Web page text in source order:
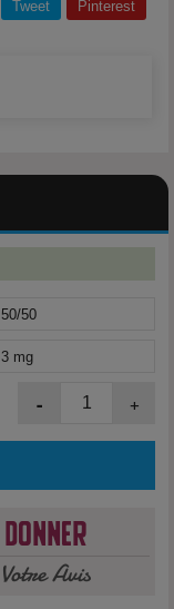
Tweet Pinterest
- +
Donner
Votre Avis